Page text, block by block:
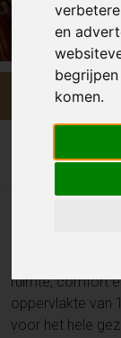
en
komen.
Alle fotos
Brusselse
€ 239 000
ruimte, comfort
oppervlakte van
voor het hele